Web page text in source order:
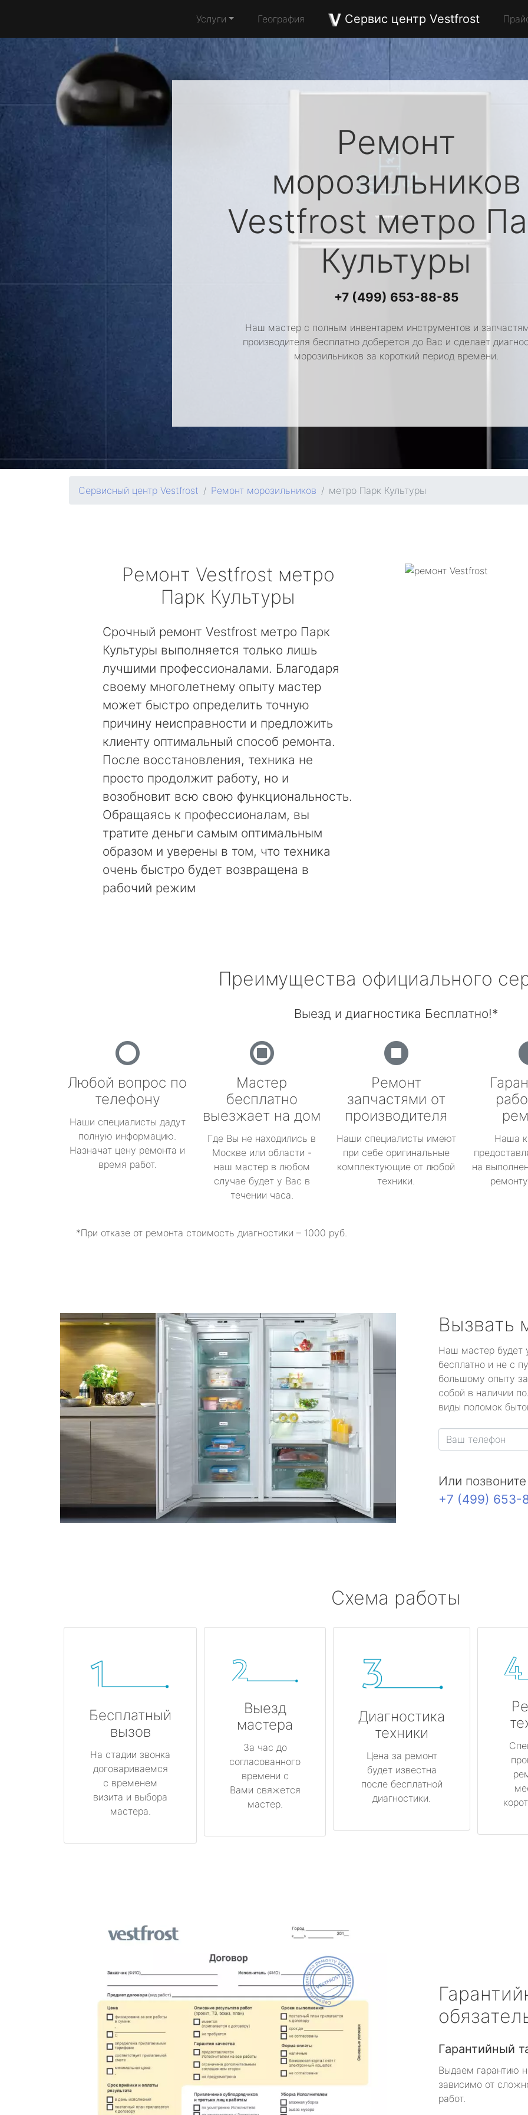
Услуги География Сервис центр Vestfrost
Ремонт
морозильников
Vestfrost метро
Культуры
+7 (499) 653-88-85
Наш мастер с полным инвентарем инструментов и
производителя бесплатно доберется до Вас и сделает
морозильников за короткий период времени.
Сервисный центр Vestfrost Ремонт морозильников метро Парк Культуры
Ремонт Vestfrost метро
Парк Культуры
Срочный ремонт Vestfrost метро Парк
Культуры выполняется только лишь
лучшими профессионалами. Благодаря
своему многолетнему опыту мастер
может быстро определить точную
причину неисправности и предложить
клиенту оптимальный способ ремонта.
После восстановления, техника не
просто продолжит работу, но и
возобновит всю свою функциональность.
Обращаясь к профессионалам, вы
тратите деньги самым оптимальным
образом и уверены в том, что техника
очень быстро будет возвращена в
рабочий режим
Преимущества официального
Выезд и диагностика Бесплатно!*
Любой вопрос по
телефону
Наши специалисты дадут
полную информацию.
Назначат цену ремонта и
время работ.
Мастер
бесплатно
выезжает на дом
Где Вы не находились в
Москве или области -
наш мастер в любом
случае будет у Вас в
течении часа.
Ремонт
запчастями от
производителя
Наши специалисты имеют
при себе оригинальные
комплектующие от любой
техники.
Наша
на
*При отказе от ремонта стоимость диагностики – 1000 руб.
Вызвать
Наш мастер будет
бесплатно и не с
большому опыту
собой в наличии
виды поломок
Или
+7 (499) 653-
Схема работы
Бесплатный
вызов
На стадии звонка
договариваемся
с временем
визита и выбора
мастера.
Выезд
мастера
За час до
согласованного
времени с
Вами свяжется
мастер.
Диагностика
техники
Цена за ремонт
будет известна
после бесплатной
диагностики.
Гарантийный
Выдаем гарантию
зависимо от
работ.